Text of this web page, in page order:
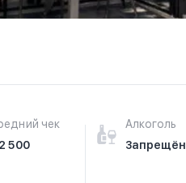
чек
500
Алкоголь
Запрещён